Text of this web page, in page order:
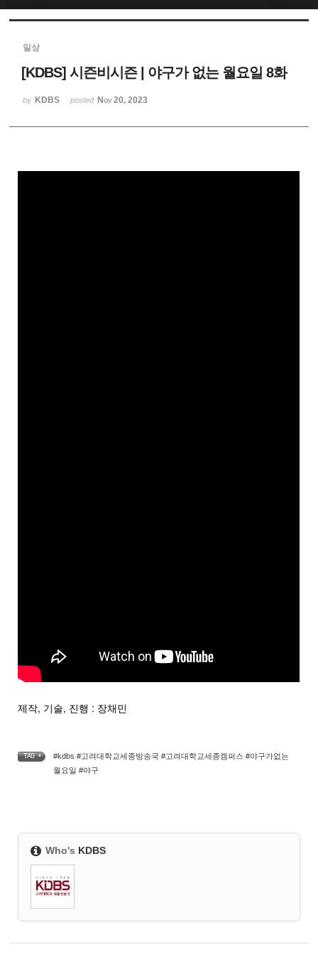
일상
[KDBS] 시즌비시즌 | 야구가 없는 월요일 8화
by KDBS posted Nov 20, 2023
제작, 기술, 진행 : 장채민
TAG •
#kdbs #고려대학교세종방송국 #고려대학교세종캠퍼스 #야구가없는
월요일 #야구
Who's KDBS
Sketchbook5, 스케치북5